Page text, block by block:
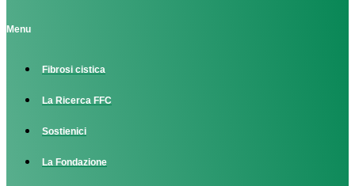
Menu
Fibrosi cistica
La Ricerca FFC
Sostienici
La Fondazione